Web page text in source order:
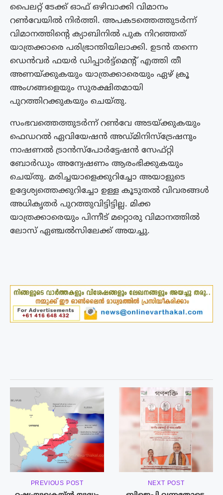
പൈലറ്റ് ടേക്ക് ഓഫ് ഒഴിവാക്കി വിമാനം
റൺവേയിൽ നിർത്തി. അപകടത്തെത്തുടർന്ന്
വിമാനത്തിന്റെ ക്യാബിനിൽ പുക നിറഞ്ഞത്
യാത്രക്കാരെ പരിഭ്രാന്തിയിലാക്കി. ഉടൻ തന്നെ
ഡെൻവർ ഫയർ ഡിപ്പാർട്ട്‌മെന്റ് എത്തി തീ
അണയ്ക്കുകയും യാത്രക്കാരെയും ഏഴ് ക്രൂ
അംഗങ്ങളെയും സുരക്ഷിതമായി
പുറത്തിറക്കുകയും ചെയ്തു.
സംഭവത്തെത്തുടർന്ന് റൺവേ അടയ്ക്കുകയും
ഫെഡറൽ ഏവിയേഷൻ അഡ്മിനിസ്ട്രേഷനും
നാഷണൽ ട്രാൻസ്പോർട്ടേഷൻ സേഫ്റ്റി
ബോർഡും അന്വേഷണം ആരംഭിക്കുകയും
ചെയ്തു. മരിച്ചയാളെക്കുറിച്ചോ അയാളുടെ
ഉദ്ദേശ്യത്തെക്കുറിച്ചോ ഉള്ള കൂടുതൽ വിവരങ്ങൾ
അധികൃതർ പുറത്തുവിട്ടിട്ടില്ല. മിക്ക
യാത്രക്കാരെയും പിന്നീട് മറ്റൊരു വിമാനത്തിൽ
ലോസ് ഏഞ്ചൽസിലേക്ക് അയച്ചു.
PREVIOUS POST NEXT POST